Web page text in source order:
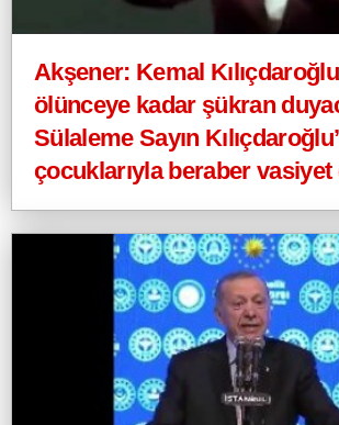
Akşener: Kemal
ölünceye kadar şükran
Sülaleme Sayın
çocuklarıyla beraber vasiyet